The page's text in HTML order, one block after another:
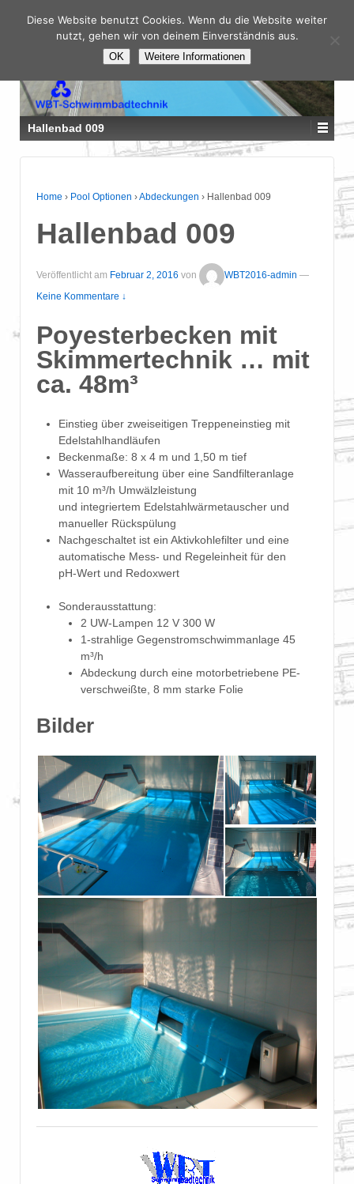
Hallenbad 009
Home › Pool Optionen ›Abdeckungen › Hallenbad 009
Hallenbad 009
Veröffentlicht am Februar 2, 2016 von WBT2016-admin —
Keine Kommentare ↓
Poyesterbecken mit
Skimmertechnik … mit
ca. 48m³
Einstieg über zweiseitigen Treppeneinstieg mit
Edelstahlhandläufen
Beckenmaße: 8 x 4 m und 1,50 m tief
Wasseraufbereitung über eine Sandfilteranlage
mit 10 m³/h Umwälzleistung
und integriertem Edelstahlwärmetauscher und
manueller Rückspülung
Nachgeschaltet ist ein Aktivkohlefilter und eine
automatische Mess- und Regeleinheit für den
pH-Wert und Redoxwert
Sonderausstattung:
2 UW-Lampen 12 V 300 W
1-strahlige Gegenstromschwimmanlage 45
m³/h
Abdeckung durch eine motorbetriebene PE-
verschweißte, 8 mm starke Folie
Bilder
Diese Website benutzt Cookies. Wenn du die Website weiter
nutzt, gehen wir von deinem Einverständnis aus.
OK Weitere Informationen